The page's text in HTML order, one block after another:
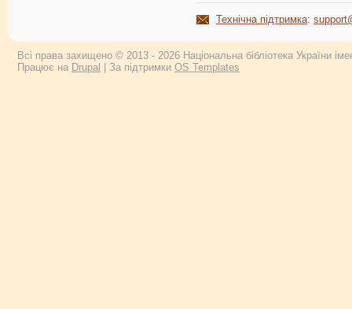
Технічна підтримка:
Всі права захищено © 2013 - 2026 Національна бібліотека України
Працює на Drupal | За підтримки OS Templates